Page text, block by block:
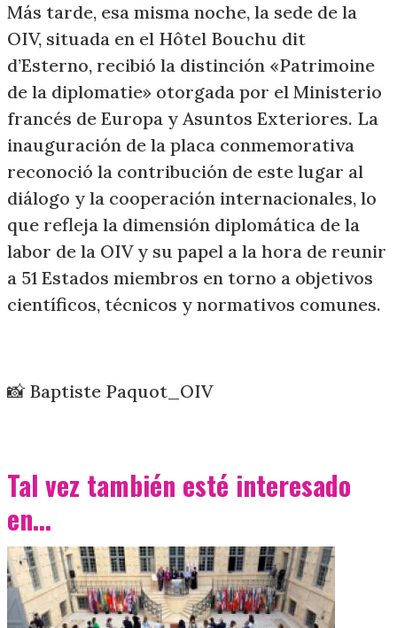
Más tarde, esa misma noche, la sede de la
OIV, situada en el Hôtel Bouchu dit
d’Esterno, recibió la distinción «Patrimoine
de la diplomatie» otorgada por el Ministerio
francés de Europa y Asuntos Exteriores. La
inauguración de la placa conmemorativa
reconoció la contribución de este lugar al
diálogo y la cooperación internacionales, lo
que refleja la dimensión diplomática de la
labor de la OIV y su papel a la hora de reunir
a 51 Estados miembros en torno a objetivos
científicos, técnicos y normativos comunes.
📸 Baptiste Paquot_OIV
Tal vez también esté interesado
en...